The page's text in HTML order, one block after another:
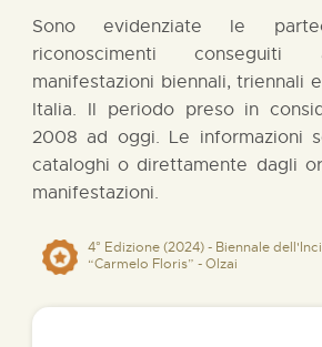
Sono evidenziate le
riconoscimenti conseguiti
manifestazioni biennali, triennali
Italia. Il periodo preso in
2008 ad oggi. Le informazioni
cataloghi o direttamente dagli
manifestazioni.
4° Edizione (2024) - Biennale
“Carmelo Floris” - Olzai